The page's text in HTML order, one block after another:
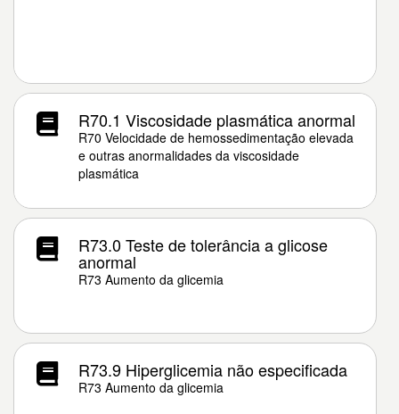
R70.1 Viscosidade plasmática anormal
R70 Velocidade de hemossedimentação elevada
e outras anormalidades da viscosidade
plasmática
R73.0 Teste de tolerância a glicose
anormal
R73 Aumento da glicemia
R73.9 Hiperglicemia não especificada
R73 Aumento da glicemia